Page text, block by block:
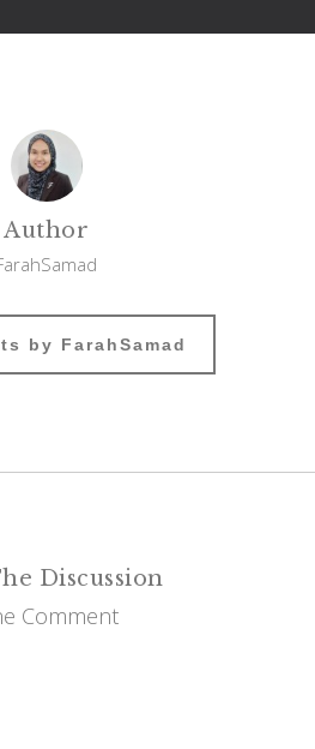
Author
by FarahSamad
Discussion
Comment